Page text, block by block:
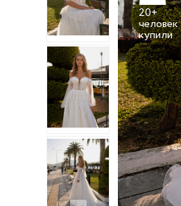
20+
человек
купили